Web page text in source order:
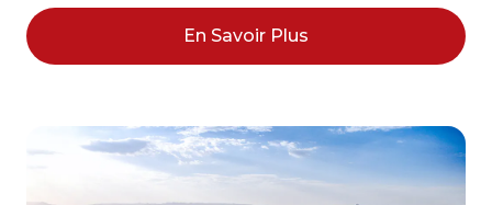
En Savoir Plus